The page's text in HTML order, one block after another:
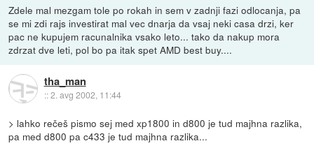
Zdele mal mezgam tole po rokah in sem v zadnji fazi odlocanja, pa
se mi zdi rajs investirat mal vec dnarja da vsaj neki casa drzi, ker
pac ne kupujem racunalnika vsako leto... tako da nakup mora
zdrzat dve leti, pol bo pa itak spet AMD best buy....
tha_man
::2. avg 2002, 11:44
> lahko rečeš pismo sej med xp1800 in d800 je tud majhna razlika,
pa med d800 pa c433 je tud majhna razlika...